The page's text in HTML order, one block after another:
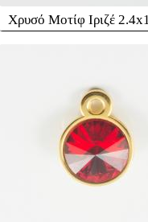
Χρυσό Μοτίφ Ιριζέ